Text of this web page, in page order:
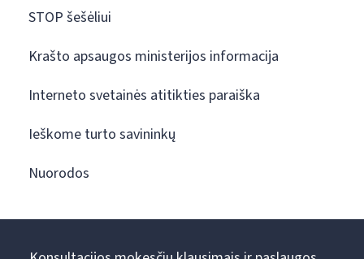
STOP šešėliui
Krašto apsaugos ministerijos informacija
Interneto svetainės atitikties paraiška
Ieškome turto savininkų
Nuorodos